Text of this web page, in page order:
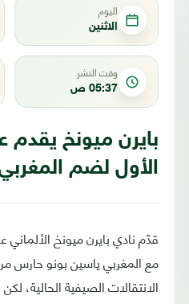
اليوم
الاثنين
وقت النشر
05:37 ص
بايرن ميونخ يقدم
الأول لضم
قدّم نادي بايرن ميونخ
مع المغربي ياسين بونو حارس
الانتقالات الصيفية الحالية،